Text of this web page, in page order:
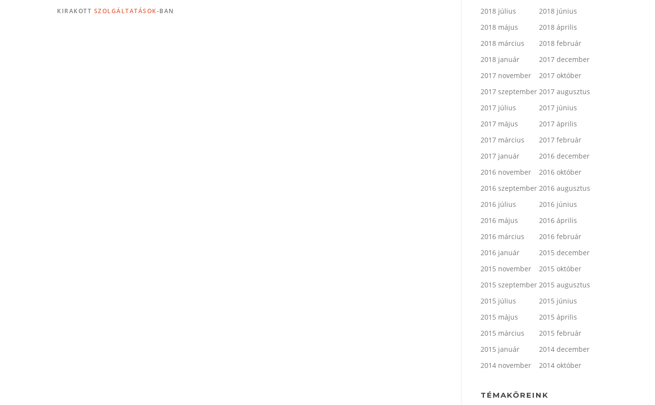
KIRAKOTT SZOLGÁLTATÁSOK-BAN
2018 július
2018 június
2018 május
2018 április
2018 március
2018 február
2018 január
2017 december
2017 november
2017 október
2017 szeptember 2017 augusztus
2017 július
2017 június
2017 május
2017 április
2017 március
2017 február
2017 január
2016 december
2016 november
2016 október
2016 szeptember 2016 augusztus
2016 július
2016 június
2016 május
2016 április
2016 március
2016 február
2016 január
2015 december
2015 november
2015 október
2015 szeptember 2015 augusztus
2015 július
2015 június
2015 május
2015 április
2015 március
2015 február
2015 január
2014 december
2014 november
2014 október
TÉMAKÖREINK